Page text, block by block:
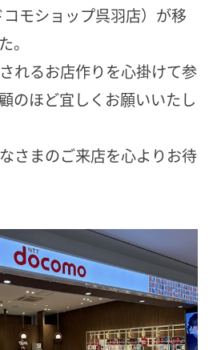
モショップ呉羽店）が移
。
れるお店作りを心掛けて参
のほど宜しくお願いいたし
さまのご来店を心よりお待